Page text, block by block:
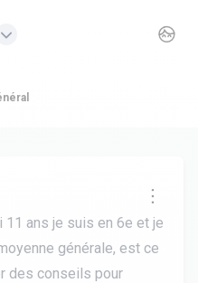
11 ans je suis en 6e et je
générale, est ce
des conseils pour